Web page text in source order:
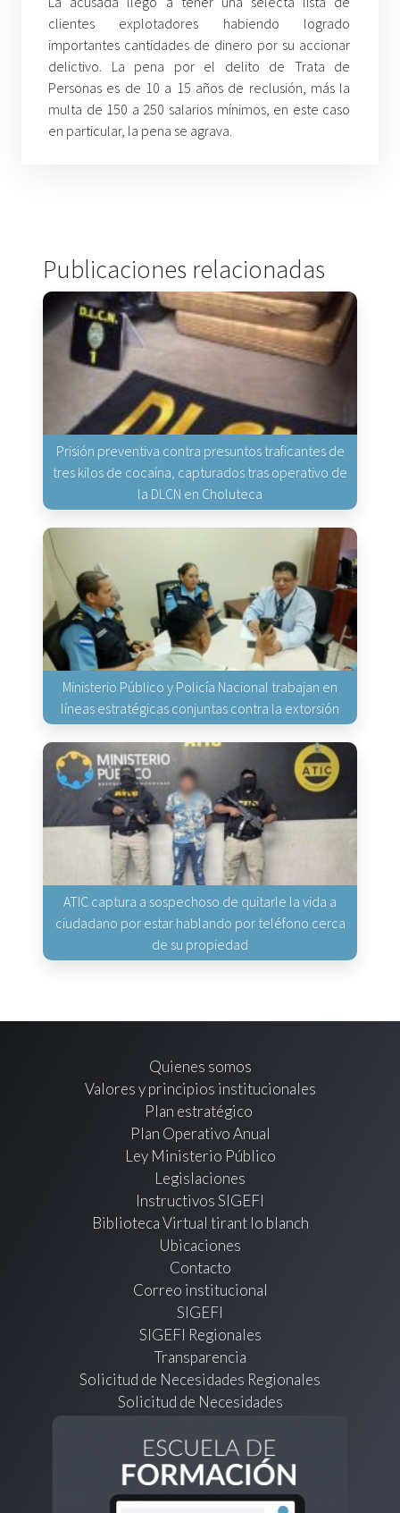
clientes explotadores habiendo logrado
importantes cantidades de dinero por su accionar
delictivo. La pena por el delito de Trata de
Personas es de 10 a 15 años de reclusión, más la
multa de 150 a 250 salarios mínimos, en este caso
en particular, la pena se agrava.
Publicaciones relacionadas
Prisión preventiva contra presuntos traficantes de
tres kilos de cocaína, capturados tras operativo de
la DLCN en Choluteca
Ministerio Público y Policía Nacional trabajan en
líneas estratégicas conjuntas contra la extorsión
ATIC captura a sospechoso de quitarle la vida a
ciudadano por estar hablando por teléfono cerca
de su propiedad
Quienes somos
Valores y principios institucionales
Plan estratégico
Plan Operativo Anual
Ley Ministerio Público
Legislaciones
Instructivos SIGEFI
Biblioteca Virtual tirant lo blanch
Ubicaciones
Contacto
Correo institucional
SIGEFI
SIGEFI Regionales
Transparencia
Solicitud de Necesidades Regionales
Solicitud de Necesidades